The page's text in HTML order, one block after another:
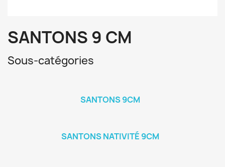
SANTONS 9 CM
Sous-catégories
SANTONS 9CM
SANTONS NATIVITÉ 9CM